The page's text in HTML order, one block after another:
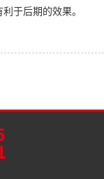
于后期的效果。